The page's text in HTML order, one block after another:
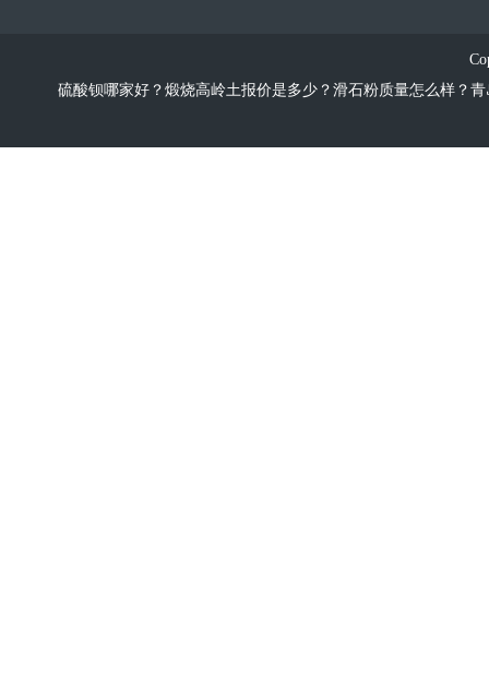
硫酸钡哪家好？煅烧高岭土报价是多少？滑石粉质量怎么样？